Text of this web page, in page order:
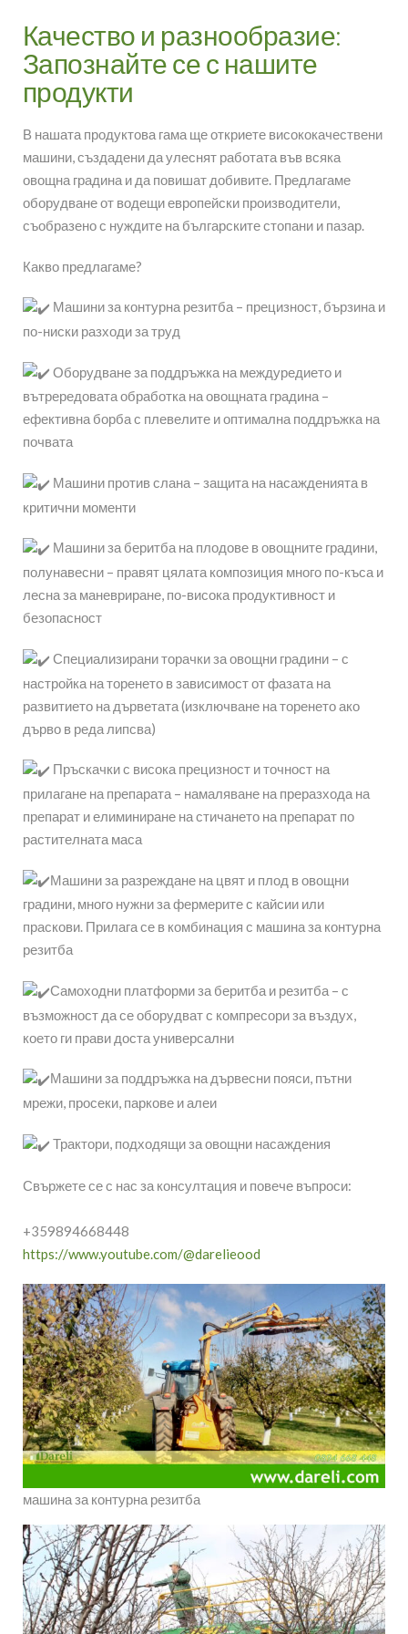
Качество и разнообразие:
Запознайте се с нашите
продукти
В нашата продуктова гама ще откриете висококачествени
машини, създадени да улеснят работата във всяка
овощна градина и да повишат добивите. Предлагаме
оборудване от водещи европейски производители,
съобразено с нуждите на българските стопани и пазар.
Какво предлагаме?
Машини за контурна резитба – прецизност, бързина и
по-ниски разходи за труд
Оборудване за поддръжка на междуредието и
вътрередовата обработка на овощната градина –
ефективна борба с плевелите и оптимална поддръжка на
почвата
Машини против слана – защита на насажденията в
критични моменти
Машини за беритба на плодове в овощните градини,
полунавесни – правят цялата композиция много по-къса и
лесна за маневриране, по-висока продуктивност и
безопасност
Специализирани торачки за овощни градини – с
настройка на торенето в зависимост от фазата на
развитието на дърветата (изключване на торенето ако
дърво в реда липсва)
Пръскачки с висока прецизност и точност на
прилагане на препарата – намаляване на преразхода на
препарат и елиминиране на стичането на препарат по
растителната маса
Машини за разреждане на цвят и плод в овощни
градини, много нужни за фермерите с кайсии или
праскови. Прилага се в комбинация с машина за контурна
резитба
Самоходни платформи за беритба и резитба – с
възможност да се оборудват с компресори за въздух,
което ги прави доста универсални
Машини за поддръжка на дървесни пояси, пътни
мрежи, просеки, паркове и алеи
Трактори, подходящи за овощни насаждения
Свържете се с нас за консултация и повече въпроси:
+359894668448
https://www.youtube.com/@darelieood
машина за контурна резитба